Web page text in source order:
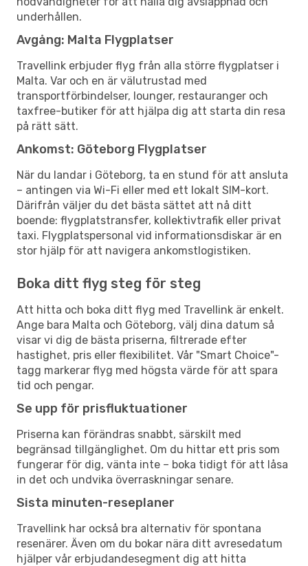
underhållen.
Avgång: Malta Flygplatser
Travellink erbjuder flyg från alla större flygplatser i
Malta. Var och en är välutrustad med
transportförbindelser, lounger, restauranger och
taxfree-butiker för att hjälpa dig att starta din resa
på rätt sätt.
Ankomst: Göteborg Flygplatser
När du landar i Göteborg, ta en stund för att ansluta
– antingen via Wi-Fi eller med ett lokalt SIM-kort.
Därifrån väljer du det bästa sättet att nå ditt
boende: flygplatstransfer, kollektivtrafik eller privat
taxi. Flygplatspersonal vid informationsdiskar är en
stor hjälp för att navigera ankomstlogistiken.
Boka ditt flyg steg för steg
Att hitta och boka ditt flyg med Travellink är enkelt.
Ange bara Malta och Göteborg, välj dina datum så
visar vi dig de bästa priserna, filtrerade efter
hastighet, pris eller flexibilitet. Vår "Smart Choice"-
tagg markerar flyg med högsta värde för att spara
tid och pengar.
Se upp för prisfluktuationer
Priserna kan förändras snabbt, särskilt med
begränsad tillgänglighet. Om du hittar ett pris som
fungerar för dig, vänta inte – boka tidigt för att låsa
in det och undvika överraskningar senare.
Sista minuten-reseplaner
Travellink har också bra alternativ för spontana
resenärer. Även om du bokar nära ditt avresedatum
hjälper vår erbjudandesegment dig att hitta